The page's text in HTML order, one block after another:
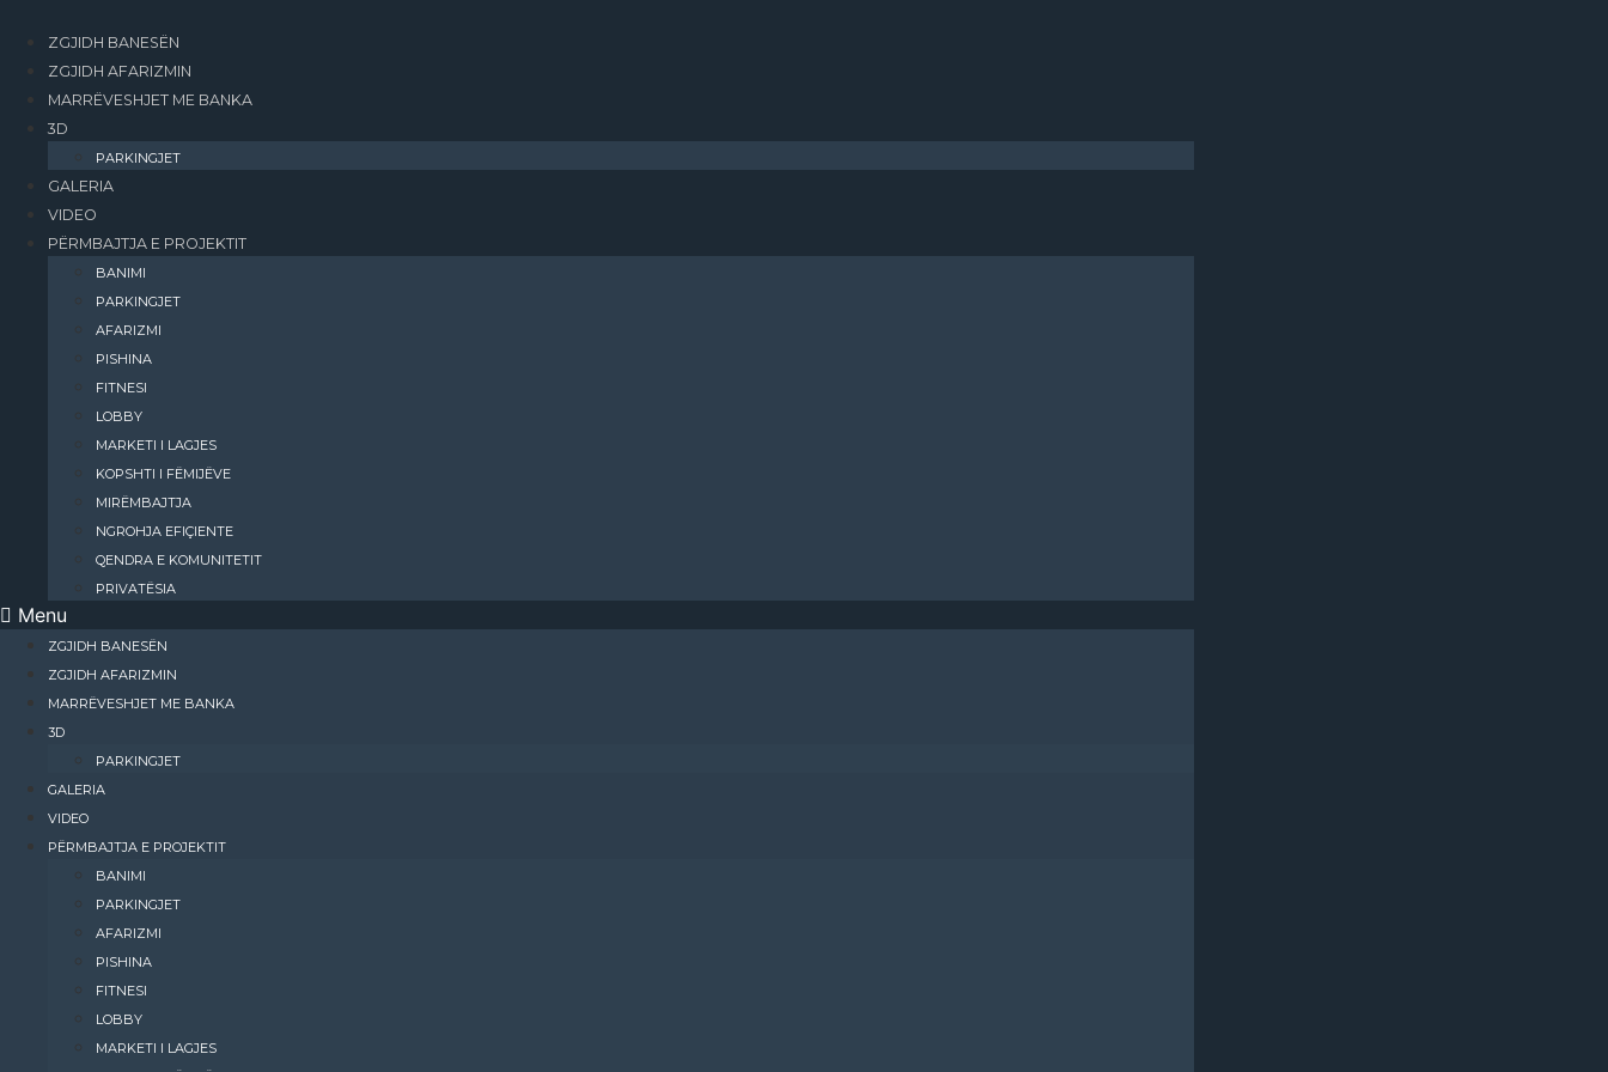
ZGJIDH BANESËN
ZGJIDH AFARIZMIN
MARRËVESHJET ME BANKA
3D
PARKINGJET
GALERIA
VIDEO
PËRMBAJTJA E PROJEKTIT
BANIMI​
PARKINGJET
AFARIZMI​
PISHINA
FITNESI
LOBBY
MARKETI I LAGJES
KOPSHTI I FËMIJËVE
MIRËMBAJTJA
NGROHJA EFIÇIENTE
QENDRA E KOMUNITETIT
PRIVATËSIA
Menu
ZGJIDH BANESËN
ZGJIDH AFARIZMIN
MARRËVESHJET ME BANKA
3D
PARKINGJET
GALERIA
VIDEO
PËRMBAJTJA E PROJEKTIT
BANIMI​
PARKINGJET
AFARIZMI​
PISHINA
FITNESI
LOBBY
MARKETI I LAGJES